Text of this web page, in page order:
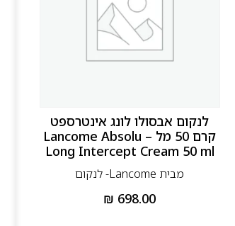
לנקום אבסולו לונג אינטרספט
קרם 50 מל – Lancome Absolu
Long Intercept Cream 50 ml
מבית Lancome- לנקום
₪ 698.00